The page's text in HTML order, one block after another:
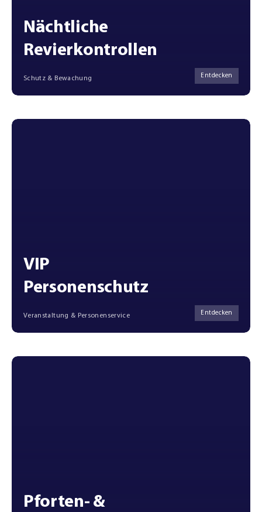
Nächtliche
Revierkontrollen
Schutz & Bewachung Entdecken
VIP
Personenschutz
Veranstaltung & Personenservice Entdecken
Pforten- &